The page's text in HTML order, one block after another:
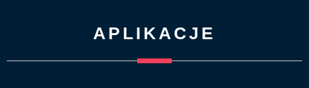
APLIKACJE